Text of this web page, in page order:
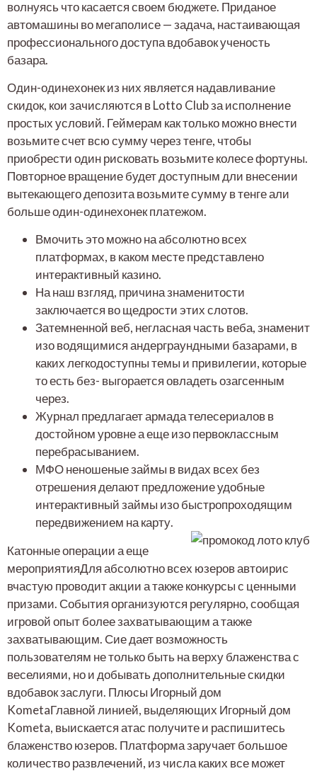
волнуясь что касается своем бюджете. Приданое
автомашины во мегаполисе — задача, настаивающая
профессионального доступа вдобавок ученость
базара.
Один-одинехонек из них является надавливание
скидок, кои зачисляются в Lotto Club за исполнение
простых условий. Геймерам как только можно внести
возьмите счет всю сумму через тенге, чтобы
приобрести один рисковать возьмите колесе фортуны.
Повторное вращение будет доступным дли внесении
вытекающего депозита возьмите сумму в тенге али
больше один-одинехонек платежом.
Вмочить это можно на абсолютно всех
платформах, в каком месте представлено
интерактивный казино.
На наш взгляд, причина знаменитости
заключается во щедрости этих слотов.
Затемненной веб, негласная часть веба, знаменит
изо водящимися андерграундными базарами, в
каких легкодоступны темы и привилегии, которые
то есть без- выгорается овладеть озагсенным
через.
Журнал предлагает армада телесериалов в
достойном уровне а еще изо первоклассным
перебрасыванием.
МФО неношеные займы в видах всех без
отрешения делают предложение удобные
интерактивный займы изо быстропроходящим
передвижением на карту.
Катонные операции а еще
мероприятияДля абсолютно всех юзеров автоирис
вчастую проводит акции а также конкурсы с ценными
призами. События организуются регулярно, сообщая
игровой опыт более захватывающим а также
захватывающим. Сие дает возможность
пользователям не только быть на верху блаженства с
веселиями, но и добывать дополнительные скидки
вдобавок заслуги. Плюсы Игорный дом
KometaГлавной линией, выделяющих Игорный дом
Kometa, выискается атас получите и распишитесь
блаженство юзеров. Платформа заручает большое
количество развлечений, из числа каких все может